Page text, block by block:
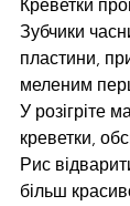
Креветки
Зубчики
пластини,
меленим
У розігріте
креветки,
Рис
більш